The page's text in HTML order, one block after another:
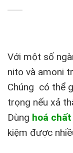
Với một số
nito và amoni
Chúng có thể
trọng nếu xả
Dùng hoá
kiệm được